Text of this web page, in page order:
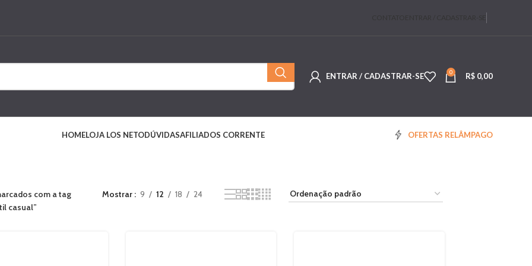
ENTRAR / CADASTRAR-SE 0 R$ 0,00
HOMELOJA LOS NETODÚVIDASAFILIADOS CORRENTE OFERTAS RELÂMPAGO
com a tag
casual”
Mostrar 9 12 18 24